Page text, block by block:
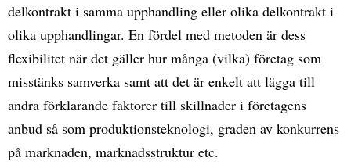
delkontrakt i samma upphandling eller olika delkontrakt i
olika upphandlingar. En fördel med metoden är dess
flexibilitet när det gäller hur många (vilka) företag som
misstänks samverka samt att det är enkelt att lägga till
andra förklarande faktorer till skillnader i företagens
anbud så som produktionsteknologi, graden av konkurrens
på marknaden, marknadsstruktur etc.